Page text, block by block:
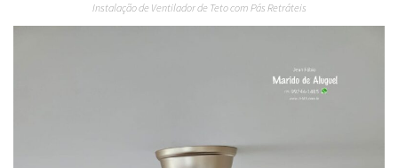
Instalação de Ventilador de Teto com Pás Retráteis